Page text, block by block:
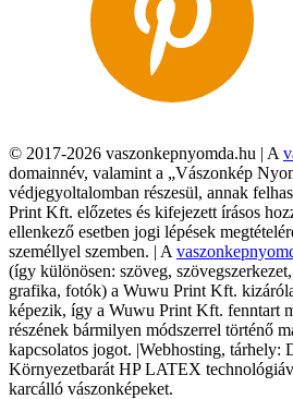
© 2017-2026 vaszonkepnyomda.hu | A
domainnév, valamint a „Vászonkép
védjegyoltalomban részesül, annak
Print Kft. előzetes és kifejezett írásos
ellenkező esetben jogi lépések
személlyel szemben. | A
(így különösen: szöveg,
grafika, fotók) a Wuwu Print Kft.
képezik, így a Wuwu Print Kft. fenntart
részének bármilyen módszerrel történő
kapcsolatos jogot. |Webhosting, tárhely:
Környezetbarát HP LATEX
karcálló vászonképeket.